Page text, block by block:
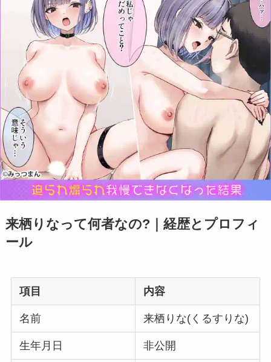
来栖りなって何者なの?｜経歴とプロフィ
ール
項目 内容
名前 来栖りな(くるすりな)
生年月日 非公開